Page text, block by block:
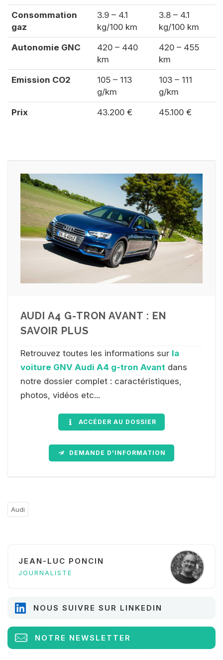
Consommation
gaz
3.9 – 4.1
kg/100 km
3.8 – 4.1
kg/100 km
Autonomie GNC
420 – 440
km
420 – 455
km
Emission CO2
105 – 113
g/km
103 – 111
g/km
Prix 43.200 € 45.100 €
AUDI A4 G-TRON AVANT : EN
SAVOIR PLUS
Retrouvez toutes les informations sur la
voiture GNV Audi A4 g-tron Avant dans
notre dossier complet : caractéristiques,
photos, vidéos etc...
ACCÉDER AU DOSSIER
DEMANDE D'INFORMATION
Audi
JEAN-LUC PONCIN
JOURNALISTE
NOUS SUIVRE SUR LINKEDIN
NOTRE NEWSLETTER